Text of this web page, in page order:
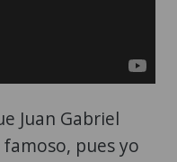
Juan Gabriel
famoso, pues yo